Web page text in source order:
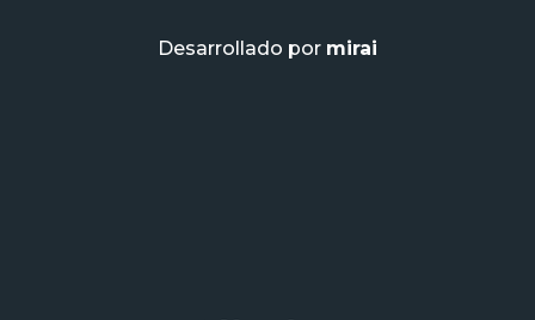
Desarrollado por mirai